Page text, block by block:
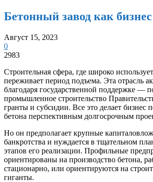
Бетонный завод как бизнес
Август 15, 2023
0
2983
Строительная сфера, где широко
переживает период подъема. Эта отрасль
благодаря государственной поддержке —
промышленное строительство
гранты и субсидии. Все это делает бизнес
бетона перспективным долгосрочным
Но он предполагает крупные
банкротства и нуждается в тщательном
этапов его реализации. Профильные
ориентированы на производство бетона,
стационарно, или ориентируются на
гиганты.